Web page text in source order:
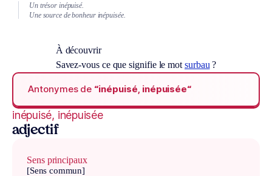
Un trésor inépuisé.
Une source de bonheur inépuisée.
À découvrir
Savez-vous ce que signifie le mot surbau ?
Antonymes de “inépuisé, inépuisée“
inépuisé, inépuisée
adjectif
Sens principaux
[Sens commun]